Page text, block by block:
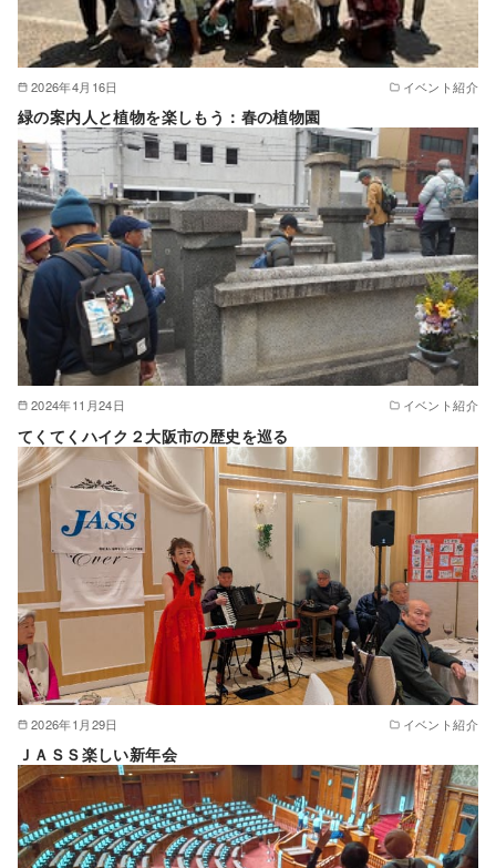
2026年4月16日 イベント紹介
緑の案内人と植物を楽しもう：春の植物園
2024年11月24日 イベント紹介
てくてくハイク２大阪市の歴史を巡る
2026年1月29日 イベント紹介
ＪＡＳＳ楽しい新年会